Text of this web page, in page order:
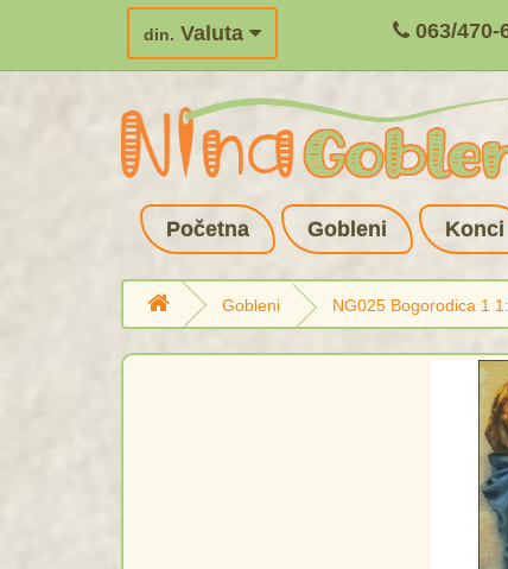
din. Valuta 063/470-
Početna Gobleni Konci
Gobleni NG025 Bogorodica 1